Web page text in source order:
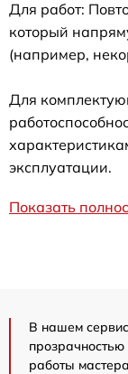
Для работ:
который
(например,
Для
эксплуатации.
Показать
В нашем
работы